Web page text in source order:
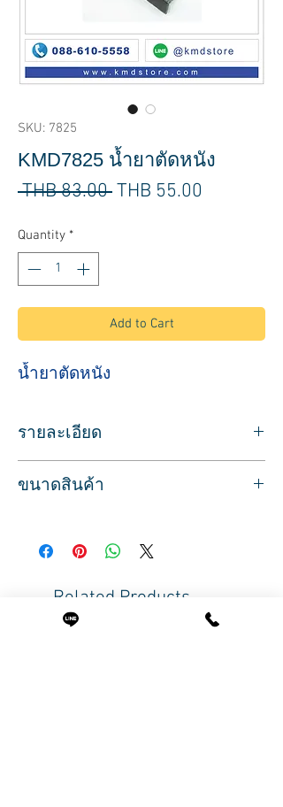
SKU: 7825
KMD7825 น้ำยาตัดหนัง
THB 83.00 Regular
THB 55.00
Quantity *
Add to Cart
น้ำยาตัดหนัง
รายละเอียด
ทิ้งไว้ประมาณ 5 นาที
เพื่อผลลัพธ์ หนังจะเรียบเนียน ตัดง่าย
ขนาดสินค้า
Related Products